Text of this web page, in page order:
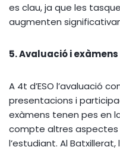
es clau, ja que les
augmenten
5. Avaluació i exàmens
A 4t d’ESO l’avaluació
presentacions i
exàmens tenen pes en
compte altres aspectes
l’estudiant. Al